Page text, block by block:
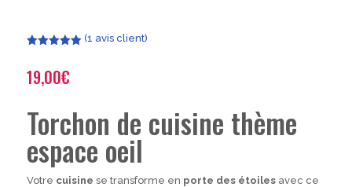
basé sur
notation
(1 avis client)
19,00€
Torchon de cuisine thème
espace oeil
Votre cuisine se transforme en porte des étoilesavec ce